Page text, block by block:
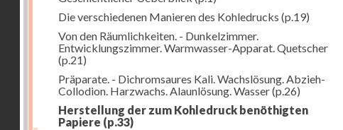
Die verschiedenen Manieren des Kohledrucks (p.19)
Von den Räumlichkeiten. - Dunkelzimmer.
Entwicklungszimmer. Warmwasser-Apparat. Quetscher
(p.21)
Präparate. - Dichromsaures Kali. Wachslösung. Abzieh-
Collodion. Harzwachs. Alaunlösung. Wasser(p.26)
Herstellung der zum Kohledruck benöthigten
Papiere (p.33)